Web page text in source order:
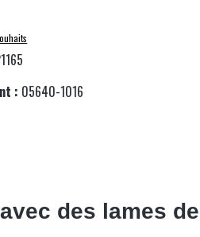
: 05640-1016
des lames